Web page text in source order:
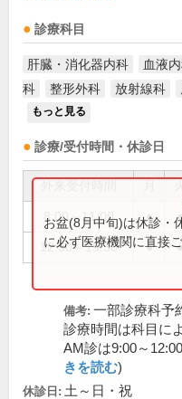
診療科目
肝臓・消化器内科 血液
科
整形外科 放射線科
もっと見る
診療/受付時間・休診日
8:00～11:00 ● ●
12:30～15:30 ●
お盆(8月中旬)は休診・
に必ず医療機関に直接
備考: 一部診療科予
診療時間は科目に
AM診は9:00～
きを読む)
休診日: 土～日・祝